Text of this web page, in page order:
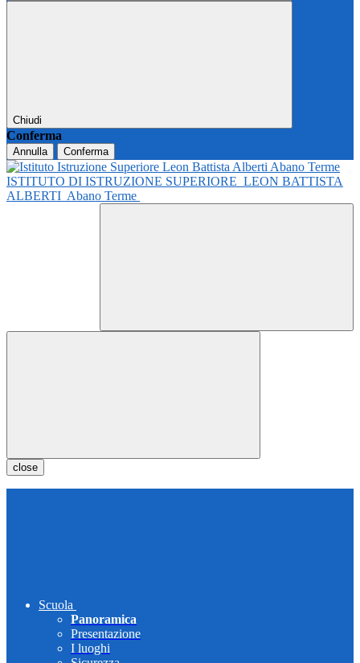
Chiudi
Conferma
Annulla Conferma
ISTITUTO DI ISTRUZIONE SUPERIORE LEON BATTISTA
ALBERTI Abano Terme
close
Scuola
Panoramica
Presentazione
I luoghi